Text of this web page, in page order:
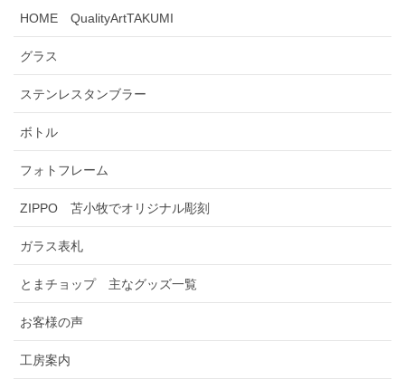
HOME QualityArtTAKUMI
グラス
ステンレスタンブラー
ボトル
フォトフレーム
ZIPPO 苫小牧でオリジナル彫刻
ガラス表札
とまチョップ 主なグッズ一覧
お客様の声
工房案内